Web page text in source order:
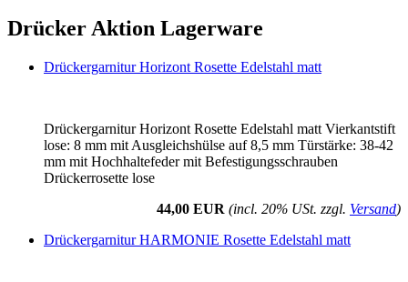
Drücker Aktion Lagerware
Drückergarnitur Horizont Rosette Edelstahl matt
Drückergarnitur Horizont Rosette Edelstahl matt Vierkantstift
lose: 8 mm mit Ausgleichshülse auf 8,5 mm Türstärke: 38-42
mm mit Hochhaltefeder mit Befestigungsschrauben
Drückerrosette lose
44,00 EUR (incl. 20% USt. zzgl. Versand)
Drückergarnitur HARMONIE Rosette Edelstahl matt